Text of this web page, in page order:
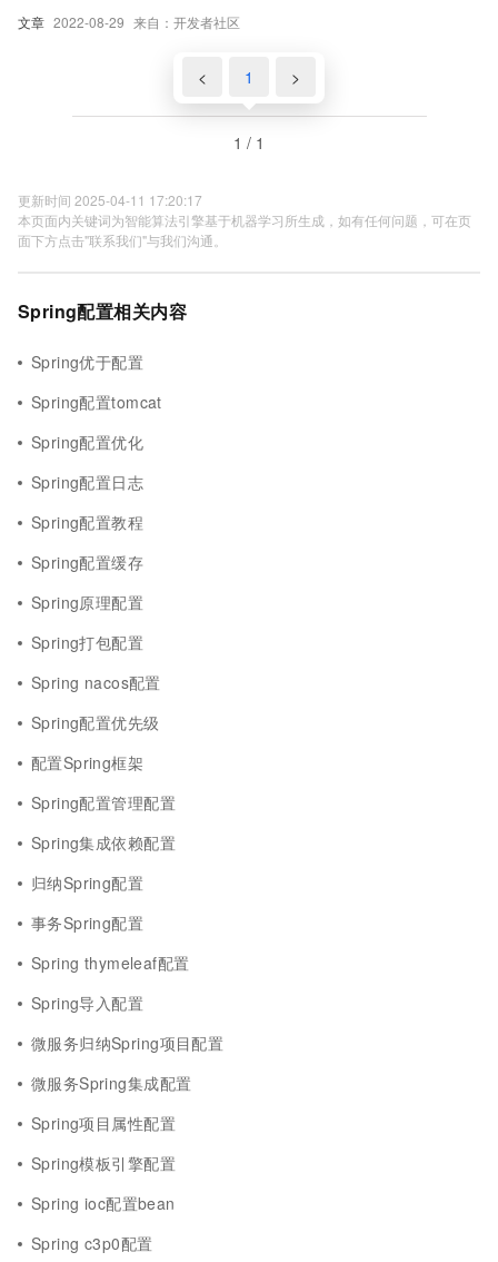
文章 2022-08-29 来自：开发者社区
< 1 >
1 / 1
更新时间 2025-04-11 17:20:17
本页面内关键词为智能算法引擎基于机器学习所生成，如有任何问题，可在页
面下方点击"联系我们"与我们沟通。
Spring配置相关内容
Spring优于配置
Spring配置tomcat
Spring配置优化
Spring配置日志
Spring配置教程
Spring配置缓存
Spring原理配置
Spring打包配置
Spring nacos配置
Spring配置优先级
配置Spring框架
Spring配置管理配置
Spring集成依赖配置
归纳Spring配置
事务Spring配置
Spring thymeleaf配置
Spring导入配置
微服务归纳Spring项目配置
微服务Spring集成配置
Spring项目属性配置
Spring模板引擎配置
Spring ioc配置bean
Spring c3p0配置